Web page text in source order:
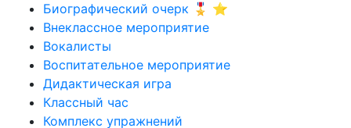
Биографический очерк 🎖️ ⭐
Внеклассное мероприятие
Вокалисты
Воспитательное мероприятие
Дидактическая игра
Классный час
Комплекс упражнений